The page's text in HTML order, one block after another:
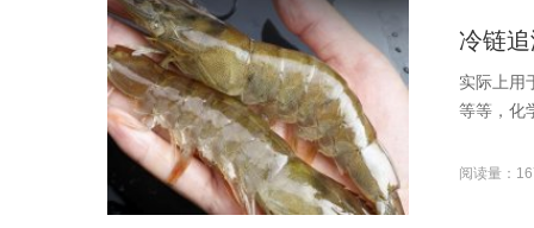
冷链
实际上用
等等，化
阅读量：